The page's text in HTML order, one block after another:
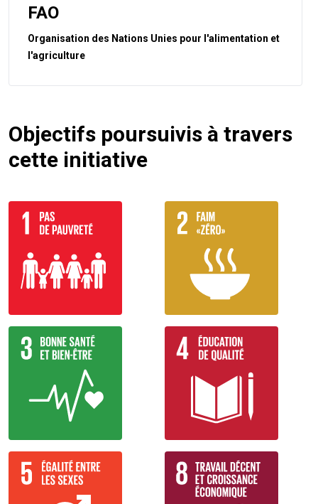
FAO
Organisation des Nations Unies pour l'alimentation et
l'agriculture
Objectifs poursuivis à travers
cette initiative